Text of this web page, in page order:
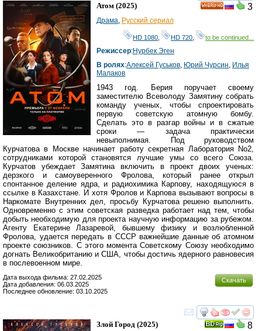
3
Атом (2025)
Драма, Русский сериал
HD 1080 HD 720 to be continued...
Режиссер:Нурбек Эген
В ролях:Алексей Гуськов, Юрий Чурсин, Илья
Малаков
1943 год. Берия поручает своему
заместителю Всеволоду Замятину собрать
команду ученых, чтобы спроектировать
первую советскую атомную бомбу.
Сделать это в разгар войны и в сжатые
сроки — задача практически
невыполнимая. Под руководством
Курчатова в Москве начинает работу секретная Лаборатория No2,
сотрудниками которой становятся лучшие умы со всего Союза.
Курчатов убеждает Замятина включить в проект двоих ученых:
дерзкого и самоуверенного Фролова, который ранее открыл
спонтанное деление ядра, и радиохимика Карпову, находящуюся в
ссылке в Казахстане. И хотя Фролов и Карпова вызывают вопросы в
Наркомате Внутренних дел, просьбу Курчатова решено выполнить.
Одновременно с этим советская разведка работает над тем, чтобы
добыть необходимую для проекта научную информацию за рубежом.
Агенту Екатерине Лазаревой, бывшему физику и возлюбленной
Фролова, удается передать в СССР важнейшие данные об атомном
проекте союзников. С этого момента Советскому Союзу необходимо
догнать Великобританию и США, чтобы достичь ядерного равновесия
в послевоенном мире.
Скачать
Дата выхода фильма: 27.02.2025
Дата добавления: 06.03.2025
Последнее обновление: 03.10.2025
смотреть
8
Злой Город (2025)